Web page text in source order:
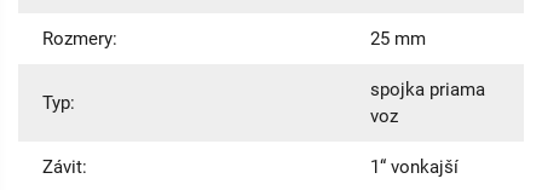
Rozmery: 25 mm
Typ:
spojka priama
voz
Závit: 1“ vonkajší